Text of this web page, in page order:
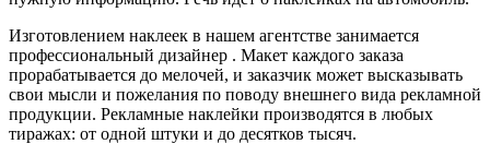
Изготовлением наклеек в нашем агентстве занимается
профессиональный дизайнер . Макет каждого заказа
прорабатывается до мелочей, и заказчик может высказывать
свои мысли и пожелания по поводу внешнего вида рекламной
продукции. Рекламные наклейки производятся в любых
тиражах: от одной штуки и до десятков тысяч.